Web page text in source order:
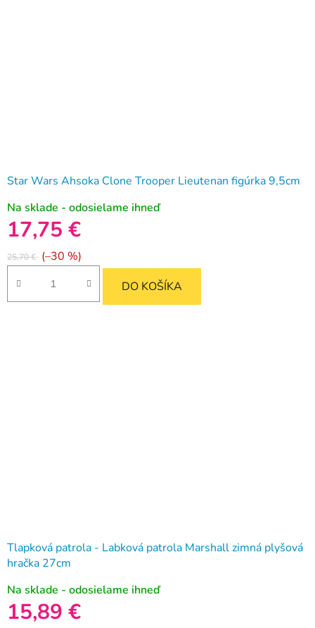
Star Wars Ahsoka Clone Trooper Lieutenan figúrka 9,5cm
Na sklade - odosielame ihneď
17,75 €
25,70 € (–30 %)
DO KOŠÍKA
Tlapková patrola - Labková patrola Marshall zimná plyšová
hračka 27cm
Na sklade - odosielame ihneď
15,89 €